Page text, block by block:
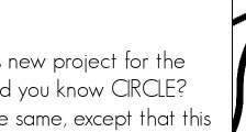
new project for the
you know CIRCLE?
same, except that this